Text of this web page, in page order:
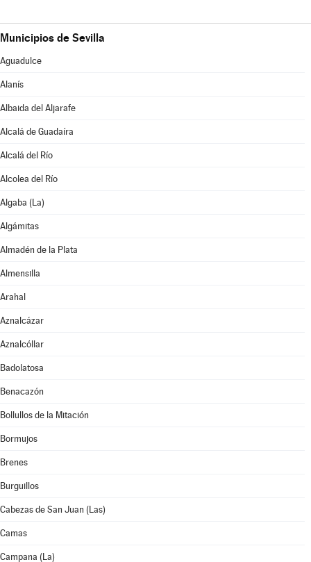
Municipios de Sevilla
Aguadulce
Alanís
Albaida del Aljarafe
Alcalá de Guadaíra
Alcalá del Río
Alcolea del Río
Algaba (La)
Algámitas
Almadén de la Plata
Almensilla
Arahal
Aznalcázar
Aznalcóllar
Badolatosa
Benacazón
Bollullos de la Mitación
Bormujos
Brenes
Burguillos
Cabezas de San Juan (Las)
Camas
Campana (La)